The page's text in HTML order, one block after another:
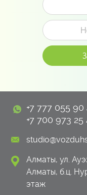
+7 777 055 90
+7 700 973 25
Алматы, ул.
Алматы, б.ц.
этаж